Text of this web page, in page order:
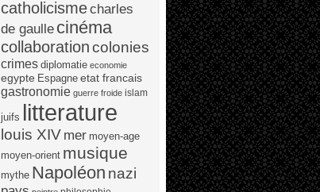
catholicismecharles
de gaulle cinéma
collaborationcolonies
crimes diplomatie economie
egypte Espagne etat francais
gastronomie guerre froide islam
juifs litterature
louis XIV mer moyen-age
moyen-orient musique
mythe Napoléon nazi